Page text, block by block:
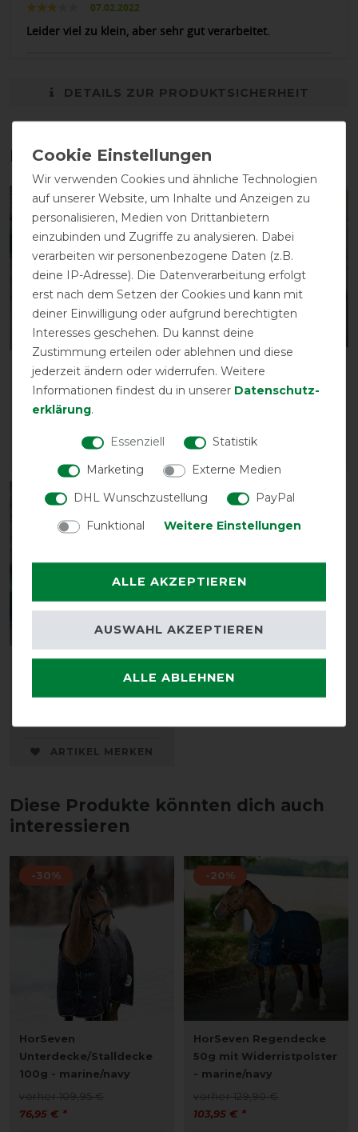
07.02.2022
Leider viel zu klein, aber sehr gut verarbeitet.
DETAILS ZUR PRODUKTSICHERHEIT
Das perfekte Zubehör für dich
-10%
Weatherbeeta Stretch
Decke - navy
vorher 100,00 €
-10%
Weatherbeeta Stretch
Halsteil - navy
-10%
ARTIKEL MERKEN
Diese Produkte könnten dich auch
interessieren
-30%
HorSeven
Unterdecke/Stalldecke
100g - marine/navy
vorher 109,95 €
76,95 € *
-20%
HorSeven Regendecke
50g mit Widerristpolster
- marine/navy
vorher 129,90 €
103,95 € *
Wir verwenden Cookies und ähnliche Technologien
auf unserer Website, um Inhalte und Anzeigen zu
personalisieren, Medien von Drittanbietern
einzubinden und Zugriffe zu analysieren. Dabei
verarbeiten wir personenbezogene Daten (z.B.
deine IP-Adresse). Die Datenverarbeitung erfolgt
erst nach dem Setzen der Cookies und kann mit
deiner Einwilligung oder aufgrund berechtigten
Interesses geschehen. Du kannst deine
Zustimmung erteilen oder ablehnen und diese
jederzeit ändern oder widerrufen. Weitere
Informationen findest du in unserer Daten­schutz­
erklärung.
Essenziell
Statistik
Marketing
Externe Medien
DHL Wunschzustellung
PayPal
Funktional
Weitere Einstellungen
ALLE AKZEPTIEREN
ALLE ABLEHNEN
AUSWAHL AKZEPTIEREN